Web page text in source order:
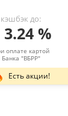
кэшбэк до:
3.24 %
оплате картой
Банка "ВБРР"
Есть акции!